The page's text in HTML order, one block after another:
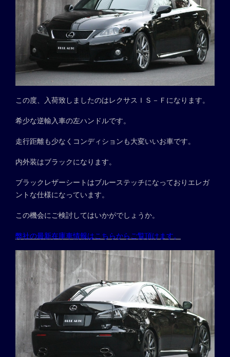
この度、入荷致しましたのはレクサスＩＳ－Ｆになります。
希少な逆輸入車の左ハンドルです。
走行距離も少なくコンディションも大変いいお車です。
内外装はブラックになります。
ブラックレザーシートはブルーステッチになっておりエレガ
ントな仕様になっています。
この機会にご検討してはいかがでしょうか。
弊社の最新在庫車情報はこちらからご覧頂けます。